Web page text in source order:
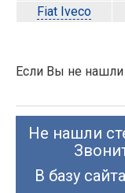
Fiat Iveco
Если Вы не нашли
Не нашли
В базу